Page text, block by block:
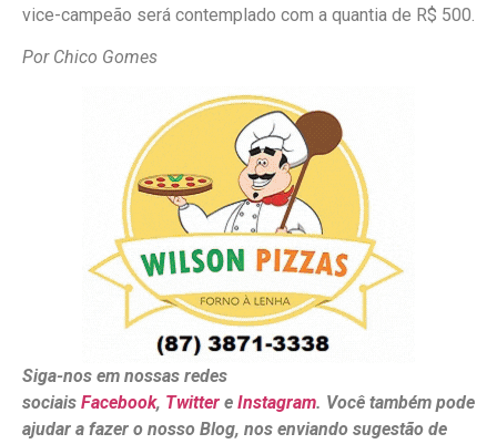
vice-campeão será contemplado com a quantia de R$ 500.
Por Chico Gomes
Siga-nos em nossas redes
sociais Facebook, Twitter e Instagram. Você também pode
ajudar a fazer o nosso Blog, nos enviando sugestão de